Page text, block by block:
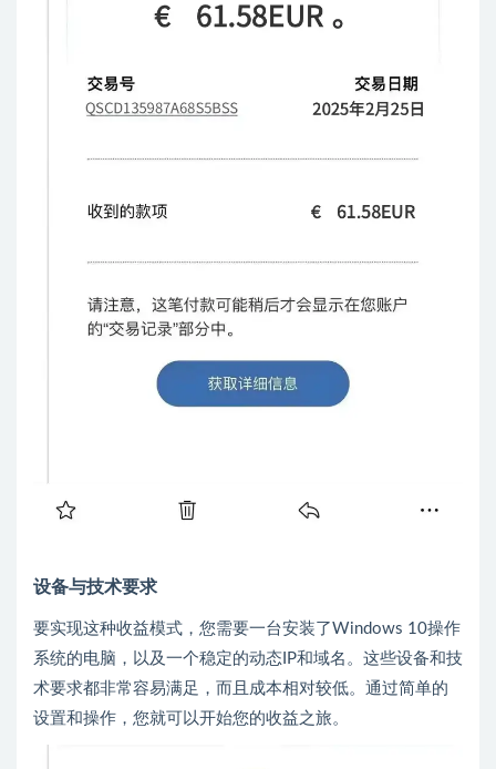
设备与技术要求
要实现这种收益模式，您需要一台安装了Windows 10操作
系统的电脑，以及一个稳定的动态IP和域名。这些设备和技
术要求都非常容易满足，而且成本相对较低。通过简单的
设置和操作，您就可以开始您的收益之旅。